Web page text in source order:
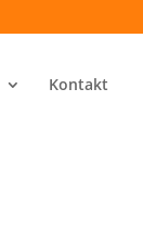
Kontakt